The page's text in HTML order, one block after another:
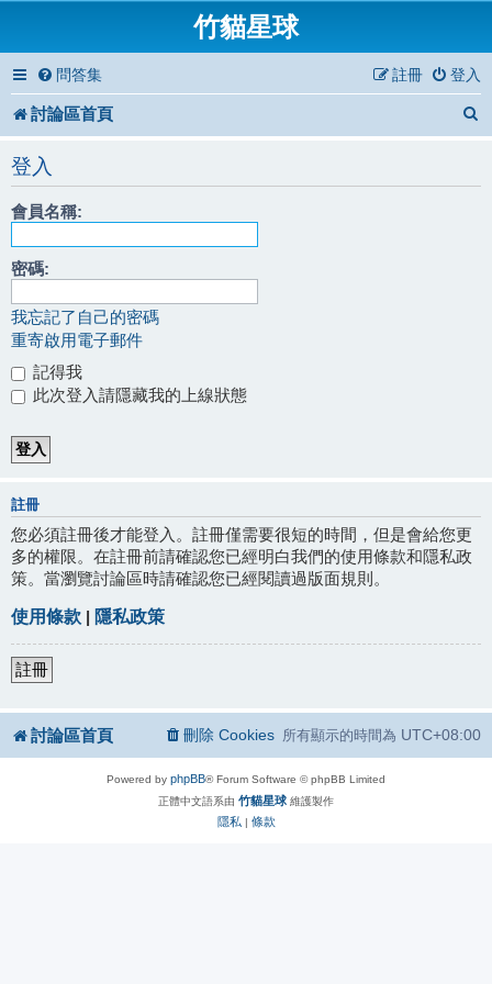
竹貓星球
問答集 登入
註冊
討論區首頁
登入
會員名稱:
密碼:
我忘記了自己的密碼
重寄啟用電子郵件
記得我
此次登入請隱藏我的上線狀態
註冊
您必須註冊後才能登入。註冊僅需要很短的時間，但是會給您更
多的權限。在註冊前請確認您已經明白我們的使用條款和隱私政
策。當瀏覽討論區時請確認您已經閱讀過版面規則。
使用條款 | 隱私政策
註冊
討論區首頁 所有顯示的時間為 UTC+08:00
刪除 Cookies
Powered by phpBB® Forum Software © phpBB Limited
正體中文語系由 竹貓星球 維護製作
隱私 | 條款